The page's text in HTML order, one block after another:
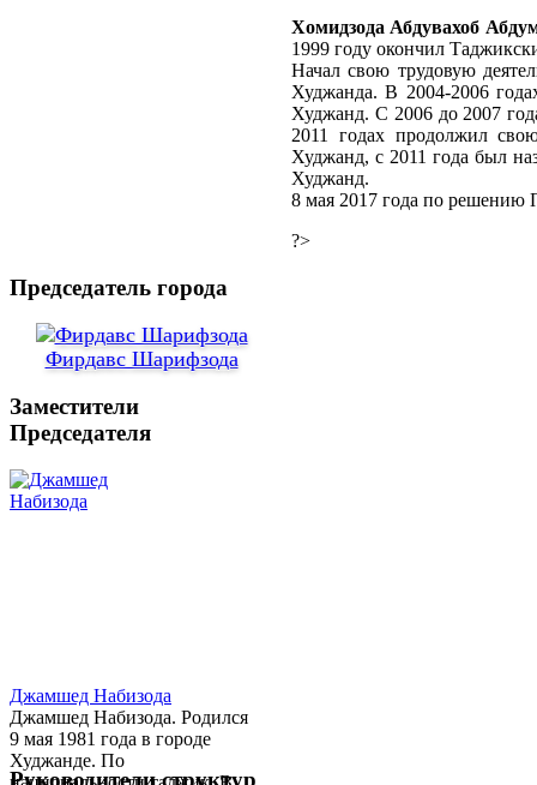
Хомидзода Абдувахоб
1999 году окончил
Начал свою трудовую
Худжанда. В 2004-2006
Худжанд. С 2006 до 2007
2011 годах продолжил
Худжанд, с 2011 года был
Худжанд.
8 мая 2017 года по решению
?>
Председатель города
Фирдавс Шарифзода
Заместители
Председателя
Джамшед Набизода
Джамшед Набизода. Родился
9 мая 1981 года в городе
Худжанде. По